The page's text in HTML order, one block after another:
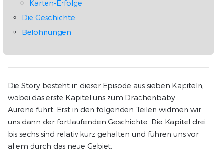
Karten-Erfolge
Die Geschichte
Belohnungen
Die Story besteht in dieser Episode aus sieben Kapiteln,
wobei das erste Kapitel uns zum Drachenbaby
Aurene führt. Erst in den folgenden Teilen widmen wir
uns dann der fortlaufenden Geschichte. Die Kapitel drei
bis sechs sind relativ kurz gehalten und führen uns vor
allem durch das neue Gebiet.